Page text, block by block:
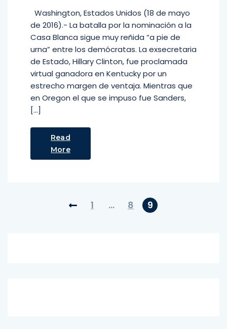
Washington, Estados Unidos (18 de mayo
de 2016).- La batalla por la nominación a la
Casa Blanca sigue muy reñida “a pie de
urna” entre los demócratas. La exsecretaria
de Estado, Hillary Clinton, fue proclamada
virtual ganadora en Kentucky por un
estrecho margen de ventaja. Mientras que
en Oregon el que se impuso fue Sanders,
[…]
Read
More
1 … 8 9